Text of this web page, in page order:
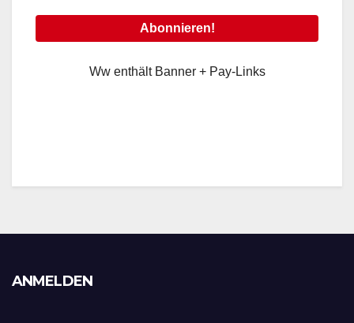
Ww enthält Banner + Pay-Links
ANMELDEN